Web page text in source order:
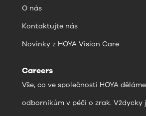
O nás
Kontaktujte nás
Novinky z HOYA Vision Care
Careers
Vše, co ve společnosti HOYA
odborníkům v péči o zrak. Vždycky